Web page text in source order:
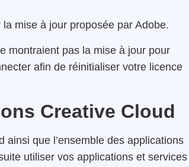
mise à jour proposée par Adobe.
montraient pas la mise à jour pour
afin de réinitialiser votre licence
Creative Cloud
que l’ensemble des applications
utiliser vos applications et services